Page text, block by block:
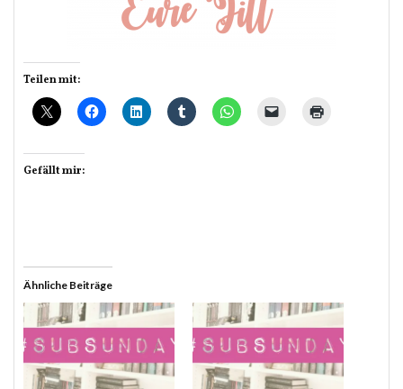
Teilen mit:
Gefällt mir:
Ähnliche Beiträge